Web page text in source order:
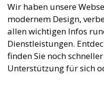
Wir haben unsere
modernem Design,
allen wichtigen Infos
Dienstleistungen.
finden Sie noch
Unterstützung für sich